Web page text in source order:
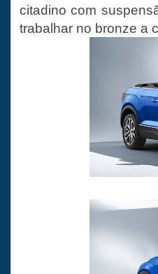
citadino com
trabalhar no bronze a